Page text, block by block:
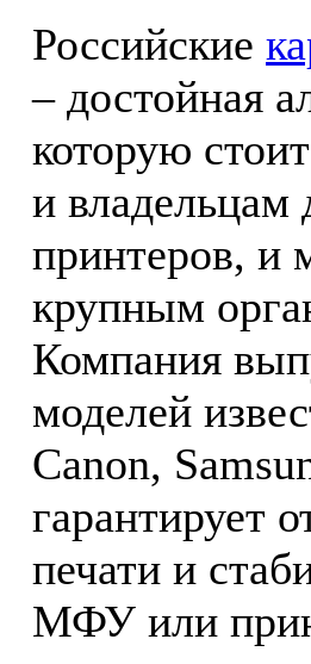
Российские
– достойная
которую
и
принтеров, и
крупным
Компания
моделей
Canon,
гарантирует
печати и
МФУ или